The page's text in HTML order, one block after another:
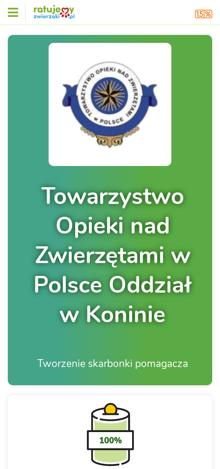
Towarzystwo
Opieki nad
Zwierzętami w
Polsce Oddział
w Koninie
Tworzenie skarbonki pomagacza
100%